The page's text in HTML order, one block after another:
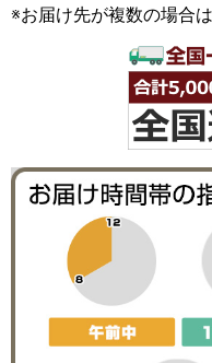
※お届け先が複数の場合